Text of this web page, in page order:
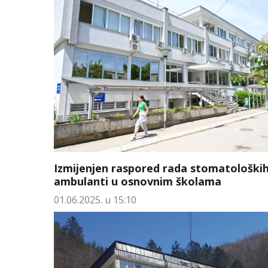
Izmijenjen raspored rada
ambulanti u osnovnim školama
01.06.2025. u 15:10